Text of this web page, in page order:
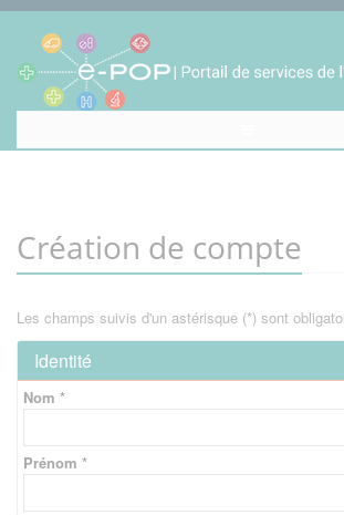
Création de compte
Les champs suivis d'un astérisque (*) sont
Identité
Nom *
Prénom *